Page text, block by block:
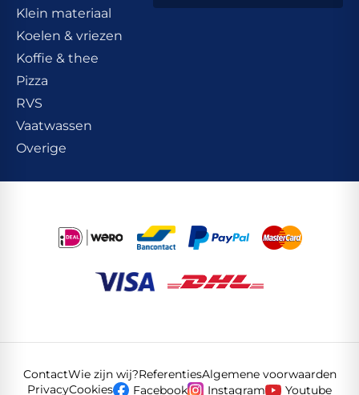
Klein materiaal
Koelen & vriezen
Koffie & thee
Pizza
RVS
Vaatwassen
Overige
ContactWie zijn wij?ReferentiesAlgemene voorwaarden
PrivacyCookies Facebook Instagram Youtube